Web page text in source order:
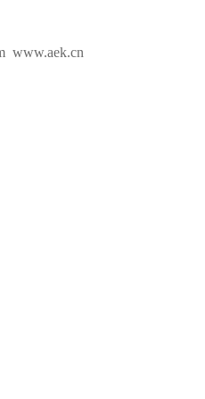
www.aek.cn